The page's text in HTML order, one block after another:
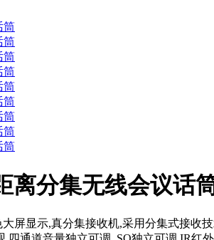
离分集无线会议话
屏显示,真分集接收机,采用分集式接收